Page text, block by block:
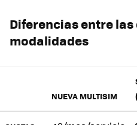
Diferencias entre
modalidades
NUEVA MULTISIM